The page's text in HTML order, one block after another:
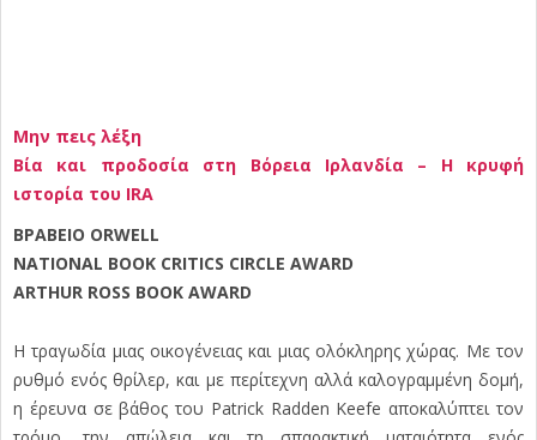
Μην πεις λέξη
Βία και προδοσία στη Βόρεια Ιρλανδία – Η κρυφή
ιστορία του IRA
ΒΡΑΒΕΙΟ ORWELL
NATIONAL BOOK CRITICS CIRCLE AWARD
ARTHUR ROSS BOOK AWARD
Η τραγωδία μιας οικογένειας και μιας ολόκληρης χώρας. Με τον
ρυθμό ενός θρίλερ, και με περίτεχνη αλλά καλογραμμένη δομή,
η έρευνα σε βάθος του Patrick Radden Keefe αποκαλύπτει τον